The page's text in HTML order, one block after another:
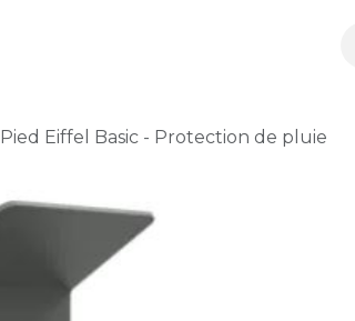
Pied Eiffel Basic - Protection de pluie